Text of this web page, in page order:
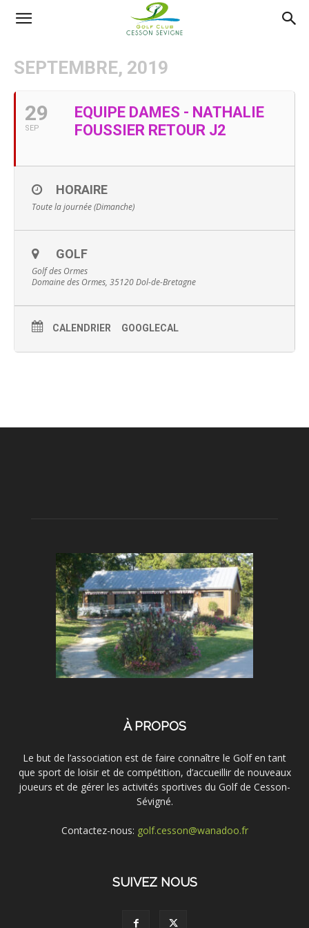
Sevigné
SEPTEMBRE, 2019
29
SEP
EQUIPE DAMES - NATHALIE
FOUSSIER RETOUR J2
HORAIRE
Toute la journée (Dimanche)
GOLF
Golf des Ormes
Domaine des Ormes, 35120 Dol-de-Bretagne
CALENDRIER GOOGLECAL
À PROPOS
Le but de l’association est de faire connaître le Golf en tant
que sport de loisir et de compétition, d’accueillir de nouveaux
joueurs et de gérer les activités sportives du Golf de Cesson-
Sévigné.
Contactez-nous: golf.cesson@wanadoo.fr
SUIVEZ NOUS